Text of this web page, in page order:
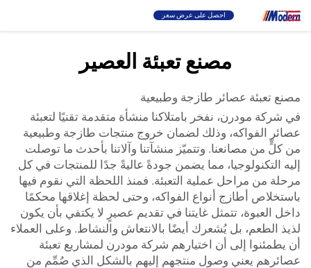
احصل على عرض سعر
تعبئة والتغليف
نبذة
فيديو
الاتصال
مصنع تعبئة العصير
مصنع تعبئة عصائر طازجة وطبيعية
في شركة مودرن، نفخر بامتلاكنا منشأة متقدمة تقنيًا لتعبئة
عصائر الفواكه، وذلك لضمان خروج منتجات طازجة وطبيعية
من كلٍّ من مصانعنا. وتتميّز منشآتنا وآلاتنا بأحدث ما توصلت
إليه التكنولوجيا، مما يضمن جودةً عاليةً جدًا للمنتجات في كل
مرحلة من مراحل عملية التعبئة. فمنذ اللحظة التي نقوم فيها
باستخلاص أطازج أنواع الفواكه، وحتى لحظة إغلاقها محكمًا
داخل العبوة، تتمثل غايتنا في تقديم عصيرٍ لا يكتفي بأن يكون
لذيذ الطعم، بل يُشعرك أيضًا بالانتعاش والنشاط. وعلى العملاء
أن يطمئنوا إلى أن اختيارهم شركة مودرن لمشاريع تعبئة
عصائرهم يعني وصول منتجهم إليهم بالشكل الذي صُمِّم من